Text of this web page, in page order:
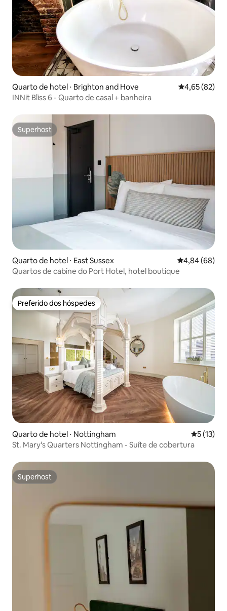
Quarto de hotel ⋅ Brighton and Hove 4,65 de uma
4,65 (82)
INNit Bliss 6 - Quarto de casal + banheira
Superhost
Superhost
Quarto de hotel ⋅ East Sussex 4,84 de uma
4,84 (68)
Quartos de cabine do Port Hotel, hotel boutique
Preferido dos hóspedes
Preferido dos hóspedes
Quarto de hotel ⋅ Nottingham 5 de uma
5 (13)
St. Mary's Quarters Nottingham - Suíte de cobertura
Superhost
Superhost